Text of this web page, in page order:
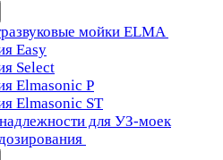
мойки ELMA
Easy
Select
Elmasonic P
Elmasonic ST
для УЗ-моек